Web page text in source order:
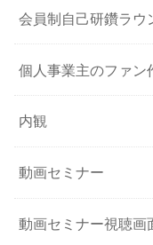
会員制自己研鑽ラウ
個人事業主のファン
内観
動画セミナー
動画セミナー視聴画